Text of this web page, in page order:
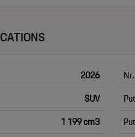
2026
SUV
1 199 cm3